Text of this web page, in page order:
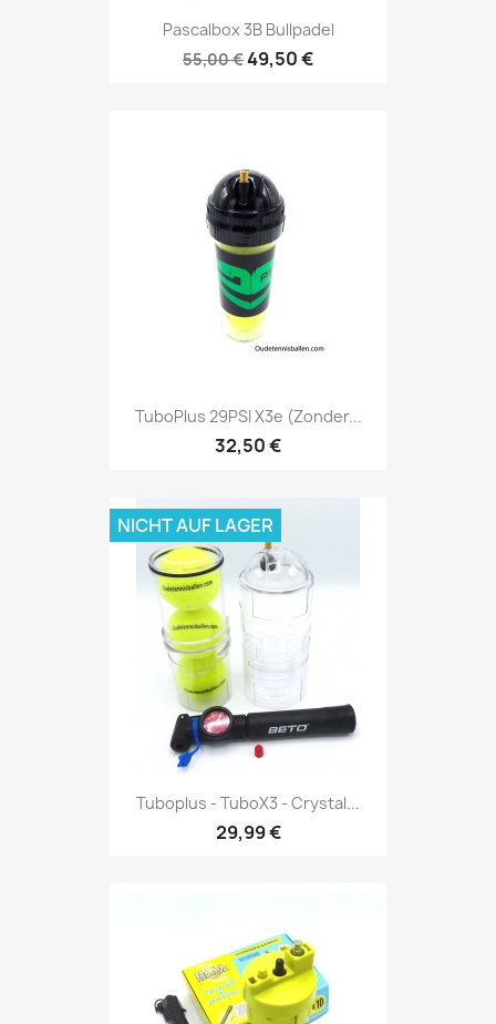
Pascalbox 3B Bullpadel
55,00 €49,50 €
TuboPlus 29PSI X3e (zonder...
32,50 €
Tuboplus - TuboX3 - Crystal...
29,99 €
NICHT AUF LAGER